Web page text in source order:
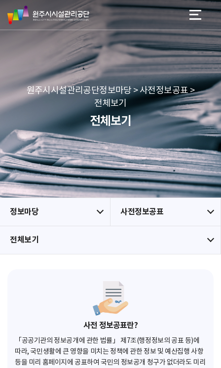
네
본문 바로가기
메뉴 바로가기
원
주
시
리
공
단
원주시시설관리공단정보마당 > 사전정보공표 >
전체보기
전체보기
정보마당 사전정보공표
전체보기
사전 정보공표란?
「공공기관의 정보공개에 관한 법률」 제7조(행정정보의 공표 등)에
따라, 국민생활에 큰 영향을 미치는 정책에 관한 정보 및 예산집행 사항
등을 미리 홈페이지에 공표하여 국민의 정보공개 청구가 없더라도 미리